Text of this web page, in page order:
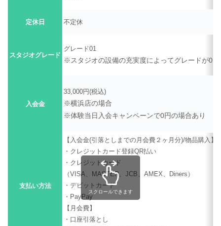
定休日 不定休
スタジオグレード
グレード01
※スタジオの設備の充実度によってグレードが01
入会金
33,000円(税込)
※横浜店の場合
※体験当日入会キャンペーンで0円の場合あり
支払い方法
【入会金(引落としまでの月会費２ヶ月分)/物品購入】
・クレジットカード登録QR払い
・クレジットカード
（VISA、MASTER、JCB、AMEX、Diners）
・デビットカード
・PayPay
【月会費】
・口座引落とし
スクロールできます